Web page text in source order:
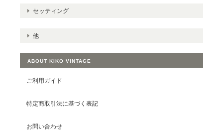
セッティング
他
ABOUT KIKO VINTAGE
ご利用ガイド
特定商取引法に基づく表記
お問い合わせ